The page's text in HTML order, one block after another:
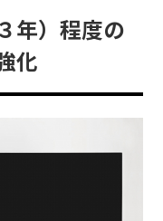
年）程度の
化